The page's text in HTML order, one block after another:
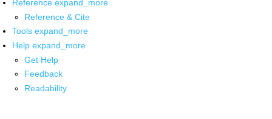
Reference expand_more
Reference & Cite
Tools expand_more
Help expand_more
Get Help
Feedback
Readability